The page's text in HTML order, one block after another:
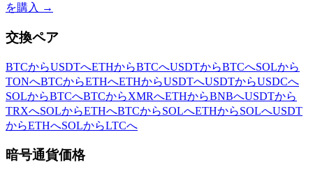
を購入 →
交換ペア
BTCからUSDTへETHからBTCへUSDTからBTCへSOLから
TONへBTCからETHへETHからUSDTへUSDTからUSDCへ
SOLからBTCへBTCからXMRへETHからBNBへUSDTから
TRXへSOLからETHへBTCからSOLへETHからSOLへUSDT
からETHへSOLからLTCへ
暗号通貨価格